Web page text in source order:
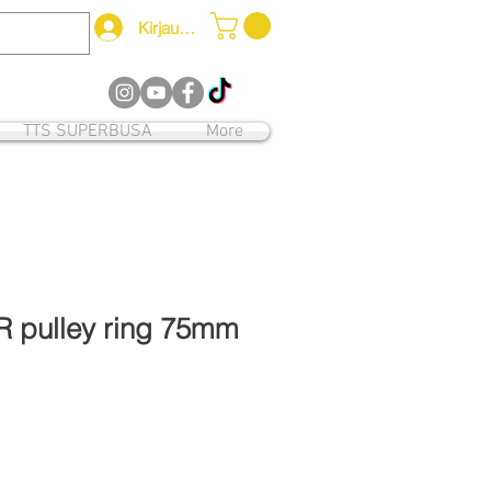
Kirjaudu
TTS SUPERBUSA More
pulley ring 75mm